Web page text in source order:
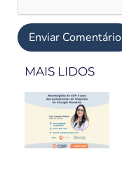
MAIS LIDOS